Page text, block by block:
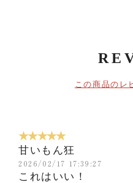
この商品のレ
★★★★★
甘いもん狂
2026/02/17 17:39:27
これはいい！